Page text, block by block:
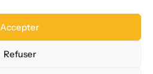
Accepter
Refuser